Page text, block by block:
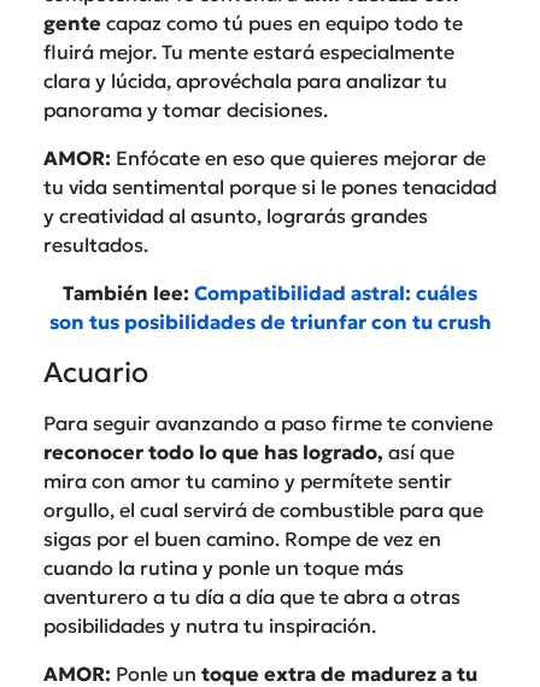
gente capaz como tú pues en equipo todo te
fluirá mejor. Tu mente estará especialmente
clara y lúcida, aprovéchala para analizar tu
panorama y tomar decisiones.
AMOR: Enfócate en eso que quieres mejorar de
tu vida sentimental porque si le pones tenacidad
y creatividad al asunto, lograrás grandes
resultados.
También lee: Compatibilidad astral: cuáles
son tus posibilidades de triunfar con tu crush
Acuario
Para seguir avanzando a paso firme te conviene
reconocer todo lo que has logrado, así que
mira con amor tu camino y permítete sentir
orgullo, el cual servirá de combustible para que
sigas por el buen camino. Rompe de vez en
cuando la rutina y ponle un toque más
aventurero a tu día a día que te abra a otras
posibilidades y nutra tu inspiración.
AMOR: Ponle un toque extra de madurez a tu